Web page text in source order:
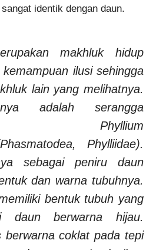
identik dengan daun.
makhluk hidup
ilusi sehingga
lain yang melihatnya.
adalah serangga
Phyllium
Phasmatodea, Phylliidae).
sebagai peniru daun
dan warna tubuhnya.
bentuk tubuh yang
daun berwarna hijau.
berwarna coklat pada tepi